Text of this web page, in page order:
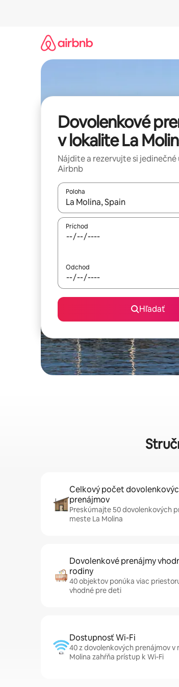
Dovolenkové
v lokalite La
Nájdite a rezervujte si
Airbnb
Poloha
Keď budú výsledky k dispozícii,
Príchod
Odchod
Hľadať
Celkový počet
prenájmov
Preskúmajte 50 dovolenkových
meste La Molina
Dovolenkové prenájmy
rodiny
40 objektov ponúka viac
vhodné pre deti
Dostupnosť Wi-Fi
40 z dovolenkových prenájmov v
Molina zahŕňa prístup k Wi-Fi